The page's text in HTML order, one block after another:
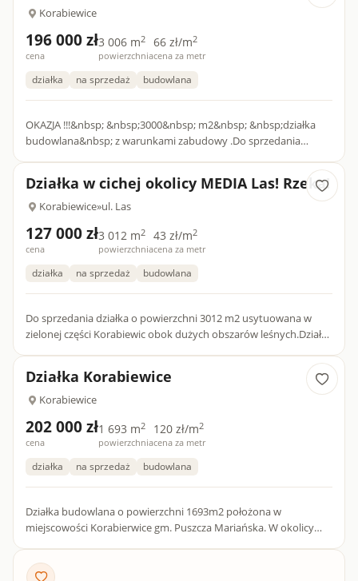
Korabiewice
196 000 zł
cena
3 006 m2
powierzchnia
66 zł/m2
cena za metr
działka na sprzedaż budowlana
OKAZJA !!!&nbsp; &nbsp;3000&nbsp; m2&nbsp; &nbsp;działka
budowlana&nbsp; z warunkami zabudowy .Do sprzedania
Działka w cichej okolicy MEDIA Las! Rzeka!
Korabiewice»ul. Las
127 000 zł
cena
3 012 m2
powierzchnia
43 zł/m2
cena za metr
działka na sprzedaż budowlana
Do sprzedania działka o powierzchni 3012 m2 usytuowana w
zielonej części Korabiewic obok dużych obszarów leśnych.Działka
Działka Korabiewice
Korabiewice
202 000 zł
cena
1 693 m2
powierzchnia
120 zł/m2
cena za metr
działka na sprzedaż budowlana
Działka budowlana o powierzchni 1693m2 położona w
miejscowości Korabierwice gm. Puszcza Mariańska. W okolicy
OGÓLNE WA...